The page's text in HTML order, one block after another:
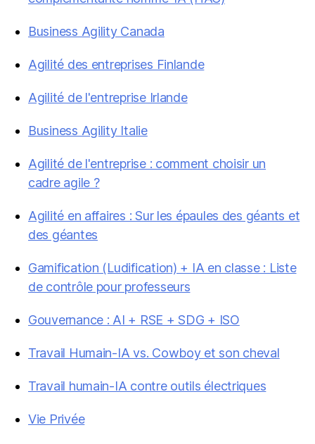
Business Agility Canada
Agilité des entreprises Finlande
Agilité de l'entreprise Irlande
Business Agility Italie
Agilité de l'entreprise : comment choisir un
cadre agile ?
Agilité en affaires : Sur les épaules des géants et
des géantes
Gamification (Ludification) + IA en classe : Liste
de contrôle pour professeurs
Gouvernance : AI + RSE + SDG + ISO
Travail Humain-IA vs. Cowboy et son cheval
Travail humain-IA contre outils électriques
Vie Privée